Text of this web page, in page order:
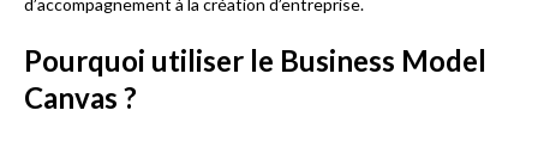
d’accompagnement à la création d’entreprise.
Pourquoi utiliser le Business Model
Canvas ?